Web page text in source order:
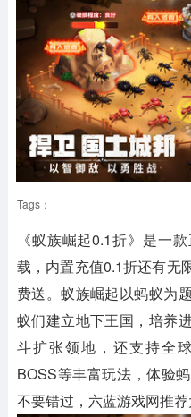
Tags：
《蚁族崛起0.1折》 是一
载，内置充值0.1折还有无
费送。蚁族崛起以蚂蚁为
蚁们建立地下王国，培养
斗扩张领地，还支持全
BOSS等丰富玩法，体验
不要错过，六蓝游戏网推荐